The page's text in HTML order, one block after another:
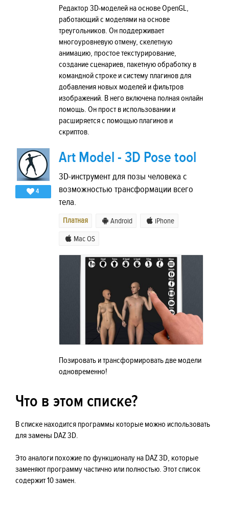
Редактор 3D-моделей на основе OpenGL,
работающий с моделями на основе
треугольников. Он поддерживает
многоуровневую отмену, скелетную
анимацию, простое текстурирование,
создание сценариев, пакетную обработку в
командной строке и систему плагинов для
добавления новых моделей и фильтров
изображений. В него включена полная онлайн
помощь. Он прост в использовании и
расширяется с помощью плагинов и
скриптов.
4
Art Model - 3D Pose tool
3D-инструмент для позы человека с
возможностью трансформации всего
тела.
Платная Android iPhone
Mac OS
Позировать и трансформировать две модели
одновременно!
Что в этом списке?
В списке находится программы которые можно использовать
для замены DAZ 3D.
Это аналоги похожие по функционалу на DAZ 3D, которые
заменяют программу частично или полностью. Этот список
содержит 10 замен.